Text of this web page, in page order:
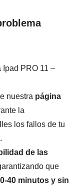
Ipad PRO 11 –
nuestra página
la
los fallos de tu
de las
que
40 minutos y sin